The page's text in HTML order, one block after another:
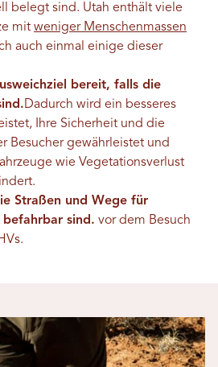
belegt sind. Utah enthält viele
mit weniger Menschenmassen
auch einmal einige dieser
bereit, falls die
Dadurch wird ein besseres
Ihre Sicherheit und die
Besucher gewährleistet und
wie Vegetationsverlust
Straßen und Wege für
sind. vor dem Besuch